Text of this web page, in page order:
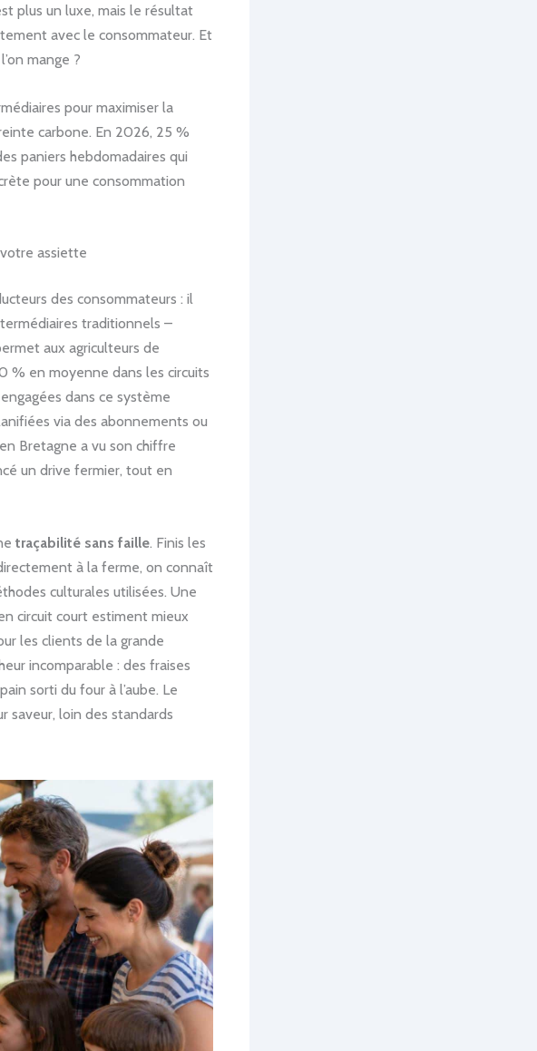
plus un luxe, mais le résultat
avec le consommateur. Et
mange ?
pour maximiser la
carbone. En 2026, 25 %
paniers hebdomadaires qui
pour une consommation
assiette
des consommateurs : il
traditionnels –
aux agriculteurs de
% en moyenne dans les circuits
dans ce système
via des abonnements ou
Bretagne a vu son chiffre
un drive fermier, tout en
traçabilité sans faille. Finis les
à la ferme, on connaît
culturales utilisées. Une
circuit court estiment mieux
les clients de la grande
incomparable : des fraises
sorti du four à l’aube. Le
saveur, loin des standards